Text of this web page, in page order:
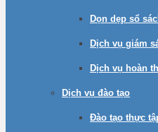
Dọn dẹp sổ
Dịch vụ giám
Dịch vụ hoàn
Dịch vụ đào tạo
Đào tạo thực